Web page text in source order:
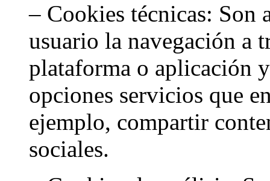
– Cookies técnicas: Son
usuario la navegación a
plataforma o aplicación
opciones servicios que
ejemplo, compartir
sociales.